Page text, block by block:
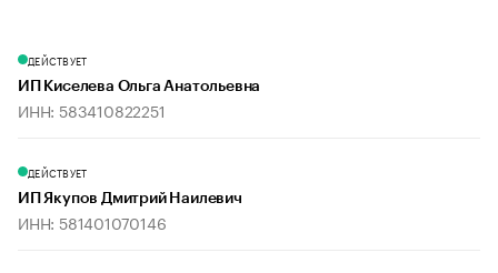
ДЕЙСТВУЕТ
ИП Киселева Ольга Анатольевна
ИНН: 583410822251
ДЕЙСТВУЕТ
ИП Якупов Дмитрий Наилевич
ИНН: 581401070146